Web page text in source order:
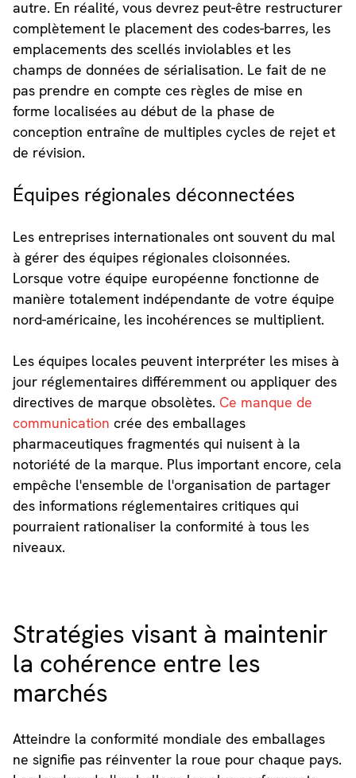
autre. En réalité, vous devrez peut-être restructurer
complètement le placement des codes-barres, les
emplacements des scellés inviolables et les
champs de données de sérialisation. Le fait de ne
pas prendre en compte ces règles de mise en
forme localisées au début de la phase de
conception entraîne de multiples cycles de rejet et
de révision.
Équipes régionales déconnectées
Les entreprises internationales ont souvent du mal
à gérer des équipes régionales cloisonnées.
Lorsque votre équipe européenne fonctionne de
manière totalement indépendante de votre équipe
nord-américaine, les incohérences se multiplient.
Les équipes locales peuvent interpréter les mises à
jour réglementaires différemment ou appliquer des
directives de marque obsolètes. Ce manque de
communication crée des emballages
pharmaceutiques fragmentés qui nuisent à la
notoriété de la marque. Plus important encore, cela
empêche l'ensemble de l'organisation de partager
des informations réglementaires critiques qui
pourraient rationaliser la conformité à tous les
niveaux.
Stratégies visant à maintenir
la cohérence entre les
marchés
Atteindre la conformité mondiale des emballages
ne signifie pas réinventer la roue pour chaque pays.